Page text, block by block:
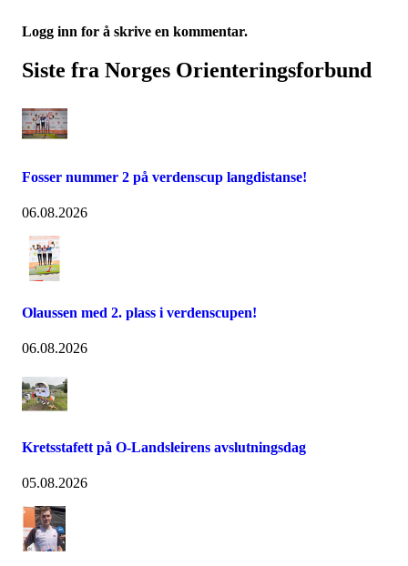
Logg inn for å skrive en kommentar.
Siste fra Norges Orienteringsforbund
Fosser nummer 2 på verdenscup langdistanse!
06.08.2026
Olaussen med 2. plass i verdenscupen!
06.08.2026
Kretsstafett på O-Landsleirens avslutningsdag
05.08.2026